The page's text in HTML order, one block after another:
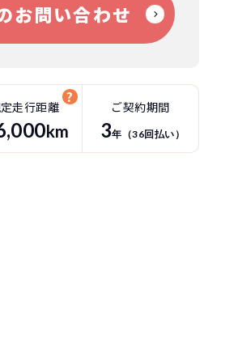
お問い合わせ
走行距離
,000km
ご契約期間
3年（36回払い）